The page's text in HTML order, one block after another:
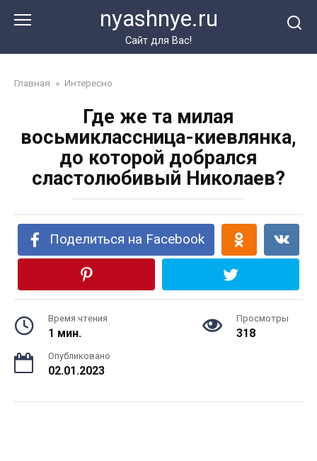
nyashnye.ru
Сайт для Вас!
Главная » Интересно
Где же та милая
восьмиклассница-киевлянка,
до которой добрался
сластолюбивый Николаев?
Поделиться на Facebook
Время чтения
1 мин.
Просмотры
318
Опубликовано
02.01.2023